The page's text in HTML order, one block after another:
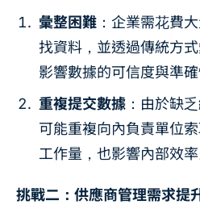
彙整困難 ：企業需花費
找資料，並透過傳統方
影響數據的可信度與準確
重複提交數據 ：由於缺
可能重複向內負責單位
工作量，也影響內部效率
挑戰二：供應商管理需求提